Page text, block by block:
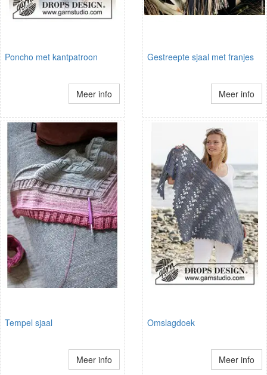
Poncho met kantpatroon
Meer info
Gestreepte sjaal met franjes
Meer info
Tempel sjaal
Meer info
Omslagdoek
Meer info